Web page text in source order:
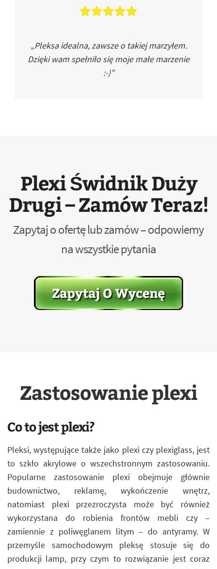
„Pleksa idealna, zawsze o takiej marzyłem.
Dzięki wam spełniło się moje małe marzenie
:-)”
Plexi Świdnik Duży
Drugi – Zamów Teraz!
Zapytaj o ofertę lub zamów – odpowiemy
na wszystkie pytania
Zastosowanie plexi
Co to jest plexi?
Pleksi, występujące także jako plexi czy plexiglass, jest
to szkło akrylowe o wszechstronnym zastosowaniu.
Popularne zastosowanie plexi obejmuje głównie
budownictwo, reklamę, wykończenie wnętrz,
natomiast plexi przezroczysta może być również
wykorzystana do robienia frontów mebli czy –
zamiennie z poliwęglanem litym – do antyramy. W
przemyśle samochodowym pleksę stosuje się do
produkcji lamp, przy czym to rozwiązanie jest coraz